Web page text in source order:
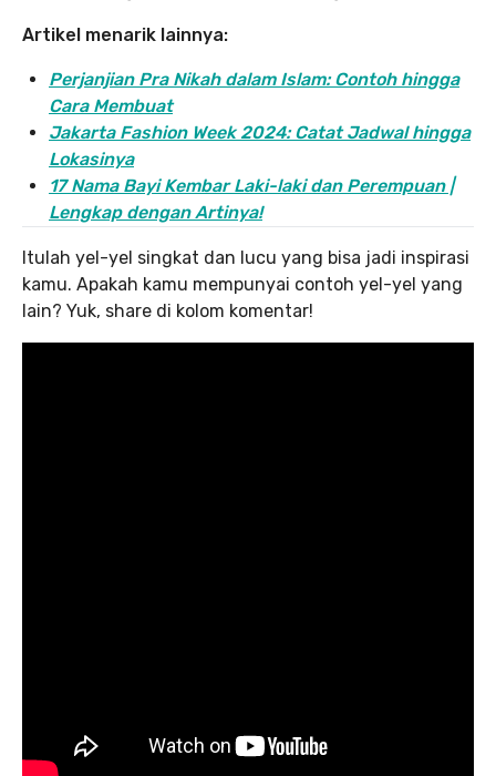
Artikel menarik lainnya:
Perjanjian Pra Nikah dalam Islam: Contoh hingga
Cara Membuat
Jakarta Fashion Week 2024: Catat Jadwal hingga
Lokasinya
17 Nama Bayi Kembar Laki-laki dan Perempuan |
Lengkap dengan Artinya!
Itulah yel-yel singkat dan lucu yang bisa jadi inspirasi
kamu. Apakah kamu mempunyai contoh yel-yel yang
lain? Yuk, share di kolom komentar!